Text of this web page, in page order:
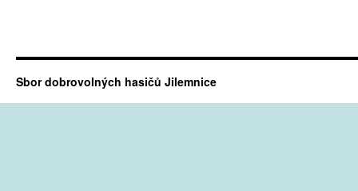
Sbor dobrovolných hasičů Jilemnice